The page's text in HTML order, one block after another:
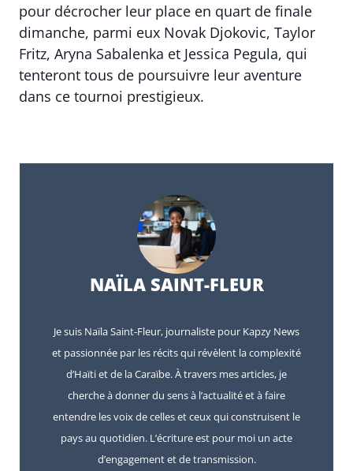
pour décrocher leur place en quart de finale
dimanche, parmi eux Novak Djokovic, Taylor
Fritz, Aryna Sabalenka et Jessica Pegula, qui
tenteront tous de poursuivre leur aventure
dans ce tournoi prestigieux.
NAÏLA SAINT-FLEUR
Je suis Naïla Saint-Fleur, journaliste pour Kapzy News
et passionnée par les récits qui révèlent la complexité
d’Haïti et de la Caraïbe. À travers mes articles, je
cherche à donner du sens à l’actualité et à faire
entendre les voix de celles et ceux qui construisent le
pays au quotidien. L’écriture est pour moi un acte
d’engagement et de transmission.